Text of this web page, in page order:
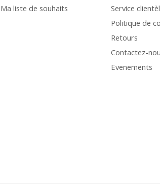
Ma liste de souhaits
Service
Politique de
Retours
Contactez-
Evenements